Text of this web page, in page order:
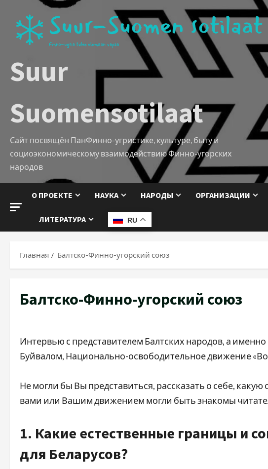
Suur
Suomensotilaat
Сайт посвящён ПанФинно-угристике, культуре, быту и
социоэкономическому взаимодействию Финно-угорских
народов
О ПРОЕКТЕ НАУКА НАРОДЫ ОРГАНИЗАЦИИ
ЛИТЕРАТУРА RU
Главная Балтско-Финно-угорский союз
Балтско-Финно-угорский союз
Интервью с представителем Балтских народов, а
Буйвалом, Национально-освободительное движение
Не могли бы Вы представиться, рассказать о себе, какую
вами или Вашим движением могли быть знакомы
1. Какие естественные границы и
для Беларусов?